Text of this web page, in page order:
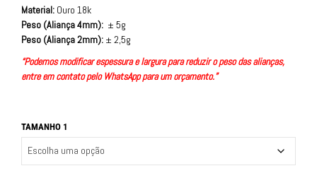
Material: Ouro 18k
Peso (Aliança 4mm): ± 5g
Peso (Aliança 2mm): ± 2,5g
“Podemos modificar espessura e largura para reduzir o peso das alianças,
entre em contato pelo WhatsApp para um orçamento.”
TAMANHO 1